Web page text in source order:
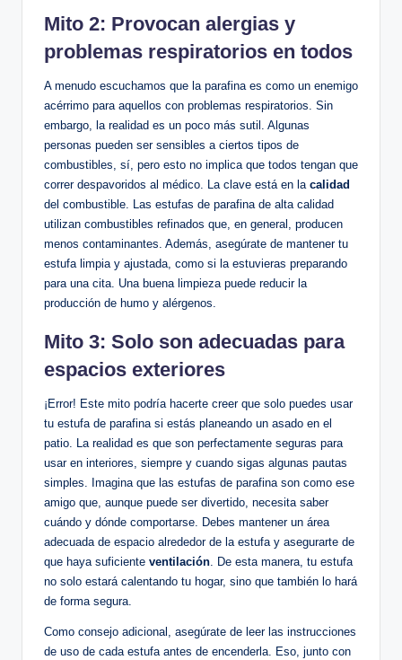
Mito 2: Provocan alergias y
problemas respiratorios ⁢en todos
A menudo escuchamos que la parafina es como un enemigo⁤
acérrimo para aquellos ​con problemas respiratorios. Sin
embargo, la realidad es un poco más sutil. Algunas
personas pueden ser sensibles a ciertos ⁢tipos‌ de⁣
combustibles,‍ sí, pero esto⁣ no implica que todos tengan que
correr despavoridos al médico. La ⁢clave está en la calidad
del combustible. Las estufas de parafina de alta calidad
utilizan combustibles refinados que, en general, producen
menos contaminantes. Además, asegúrate de mantener tu
estufa limpia y ajustada, como si⁢ la​ estuvieras preparando ​
para una cita. Una buena limpieza ⁣puede reducir la
producción de humo y alérgenos.
Mito 3: Solo son adecuadas para
espacios ⁣exteriores
¡Error!⁤ Este mito podría hacerte creer que solo⁣ puedes‍ usar
tu estufa de ⁤parafina ⁣si estás ⁣planeando un⁤ asado en⁣ el
‍patio. La realidad es que​ son perfectamente⁣ seguras para
usar en interiores, siempre y cuando⁢ sigas algunas pautas
simples. Imagina ⁤que las estufas de‌ parafina son​ como ese
amigo que,⁢ aunque puede ser divertido, necesita‍ saber
cuándo y dónde comportarse. Debes mantener ‍un área
adecuada de espacio alrededor de la estufa y asegurarte de‍
que haya suficiente ventilación . De esta manera, ‌tu estufa
no solo estará calentando⁢ tu hogar, sino que también lo hará​
de forma ‌segura.
Como consejo adicional, asegúrate de leer las instrucciones
de uso de cada estufa antes de encenderla. Eso, junto con